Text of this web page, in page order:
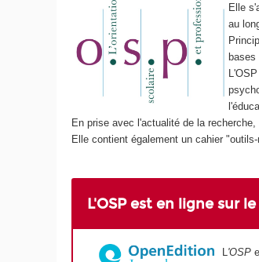
Elle
au
bases
En prise avec l'actualité de la
Elle contient également un cahier
L'OSP est en ligne sur
L'OSP